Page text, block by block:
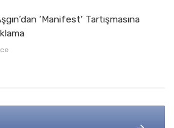
‘Manifest’ Tartışmasına